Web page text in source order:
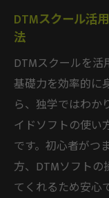
ボカロ
初心者が覚
DTMと
メリット
ボカロP
識
DTMス
本構造
DTMスクール活
法
DTMスクールを活
基礎力を効率的に
ら、独学ではわか
イドソフトの使い
です。初心者がつ
方、DTMソフト
てくれるため安心